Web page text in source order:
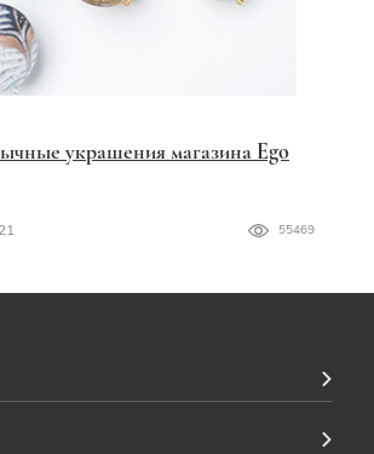
украшения магазина Ego
55469